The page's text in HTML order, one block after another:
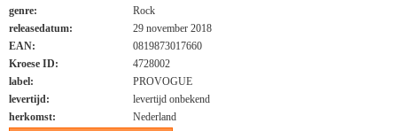
genre:
Rock
releasedatum:
29 november 2018
EAN:
0819873017660
Kroese ID:
4728002
label:
PROVOGUE
levertijd:
levertijd onbekend
herkomst:
Nederland